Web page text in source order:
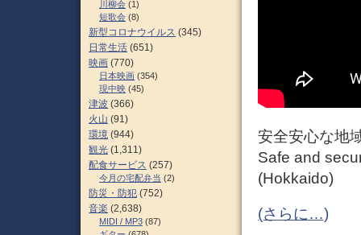
安全安心な地
Safe and
(Hokkaido)
(さらに…)
川柳会 (1)
短歌会 (8)
新型コロナウイルス (345)
日常生活 (651)
映画 (770)
日本映画 (354)
現中映 (45)
津波 (366)
火山 (91)
環境 (944)
観光 (1,311)
配食サービス (257)
今月の宅配弁当 (2)
防災・防犯 (752)
音楽 (2,638)
MIDI / MP3 (87)